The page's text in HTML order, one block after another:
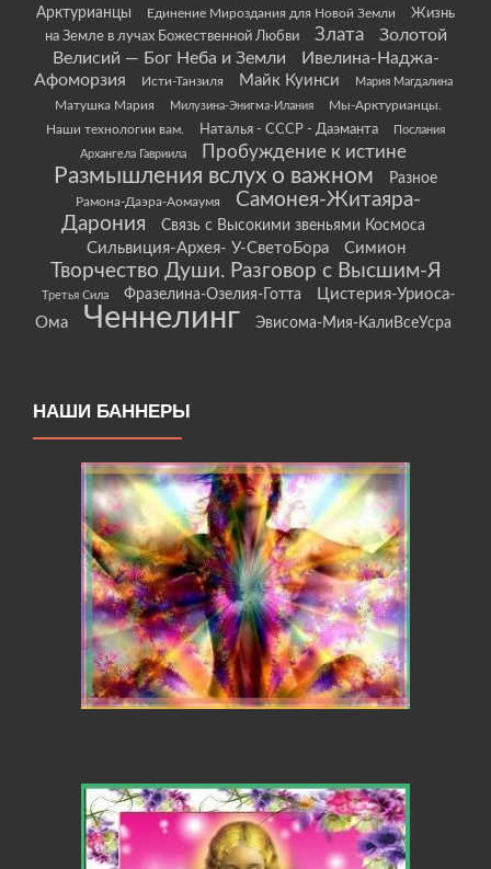
Арктурианцы
Единение Мироздания для Новой Земли
Жизнь
на Земле в лучах Божественной Любви
Злата
Золотой
Велисий — Бог Неба и Земли
Ивелина-Наджа-
Афоморзия
Исти-Танзиля Майк Куинси Мария Магдалина
Матушка Мария Милузина-Энигма-Илания
Мы-Арктурианцы.
Наши технологии вам.
Наталья - СССР - Даэманта
Послания
Архангела Гавриила
Пробуждение к истине
Размышления вслух о важном Разное
Рамона-Даэра-Аомаумя
Самонея-Житаяра-
Дарония
Связь с Высокими звеньями Космоса
Сильвиция-Архея- У-СветоБора Симион
Творчество Души. Разговор с Высшим-Я
Третья Сила Фразелина-Озелия-Готта
Цистерия-Уриоса-
Ома
Ченнелинг Эвисома-Мия-КалиВсеУсра
НАШИ БАННЕРЫ